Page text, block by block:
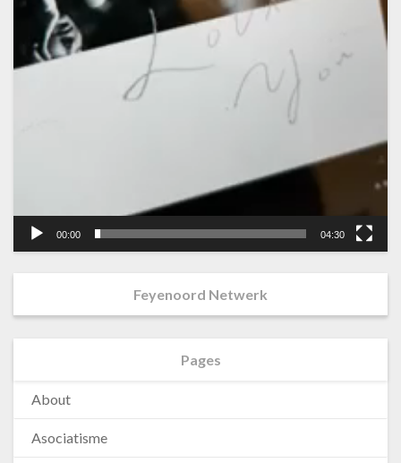
00:00 04:30
Feyenoord Netwerk
Pages
About
Asociatisme